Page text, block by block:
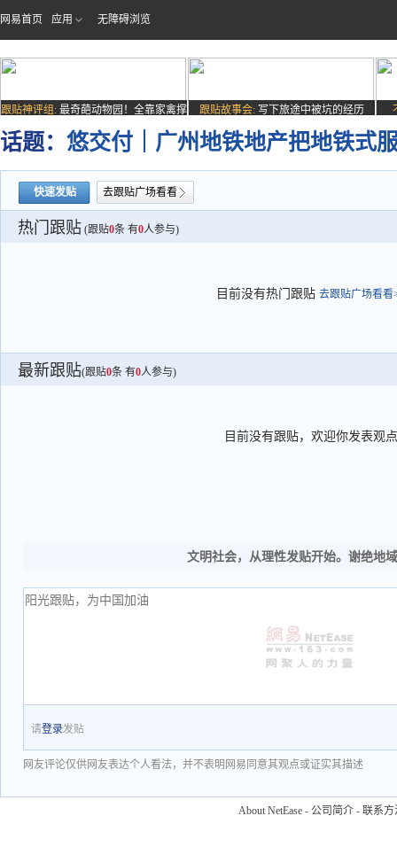
网易首页 应用 无障碍浏览
跟贴神评组: 最奇葩动物园！全靠家禽撑
场子
跟贴故事会: 写下旅途中被坑的经历
话题： 悠交付｜广州地铁地产把地铁式
快速发贴 去跟贴广场看看
热门跟贴 (跟贴0条 有0人参与)
目前没有热门跟贴 去跟贴广场看看
最新跟贴(跟贴0条 有0人参与)
目前没有跟贴，欢迎你发表观点
文明社会，从理性发贴开始。谢绝地
请登录发贴
网友评论仅供网友表达个人看法，并不表明网易同意其观点或证实其描述
About NetEase - 公司简介 - 联系方